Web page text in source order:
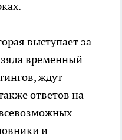
выступает за
временный
ждут
ответов на
и